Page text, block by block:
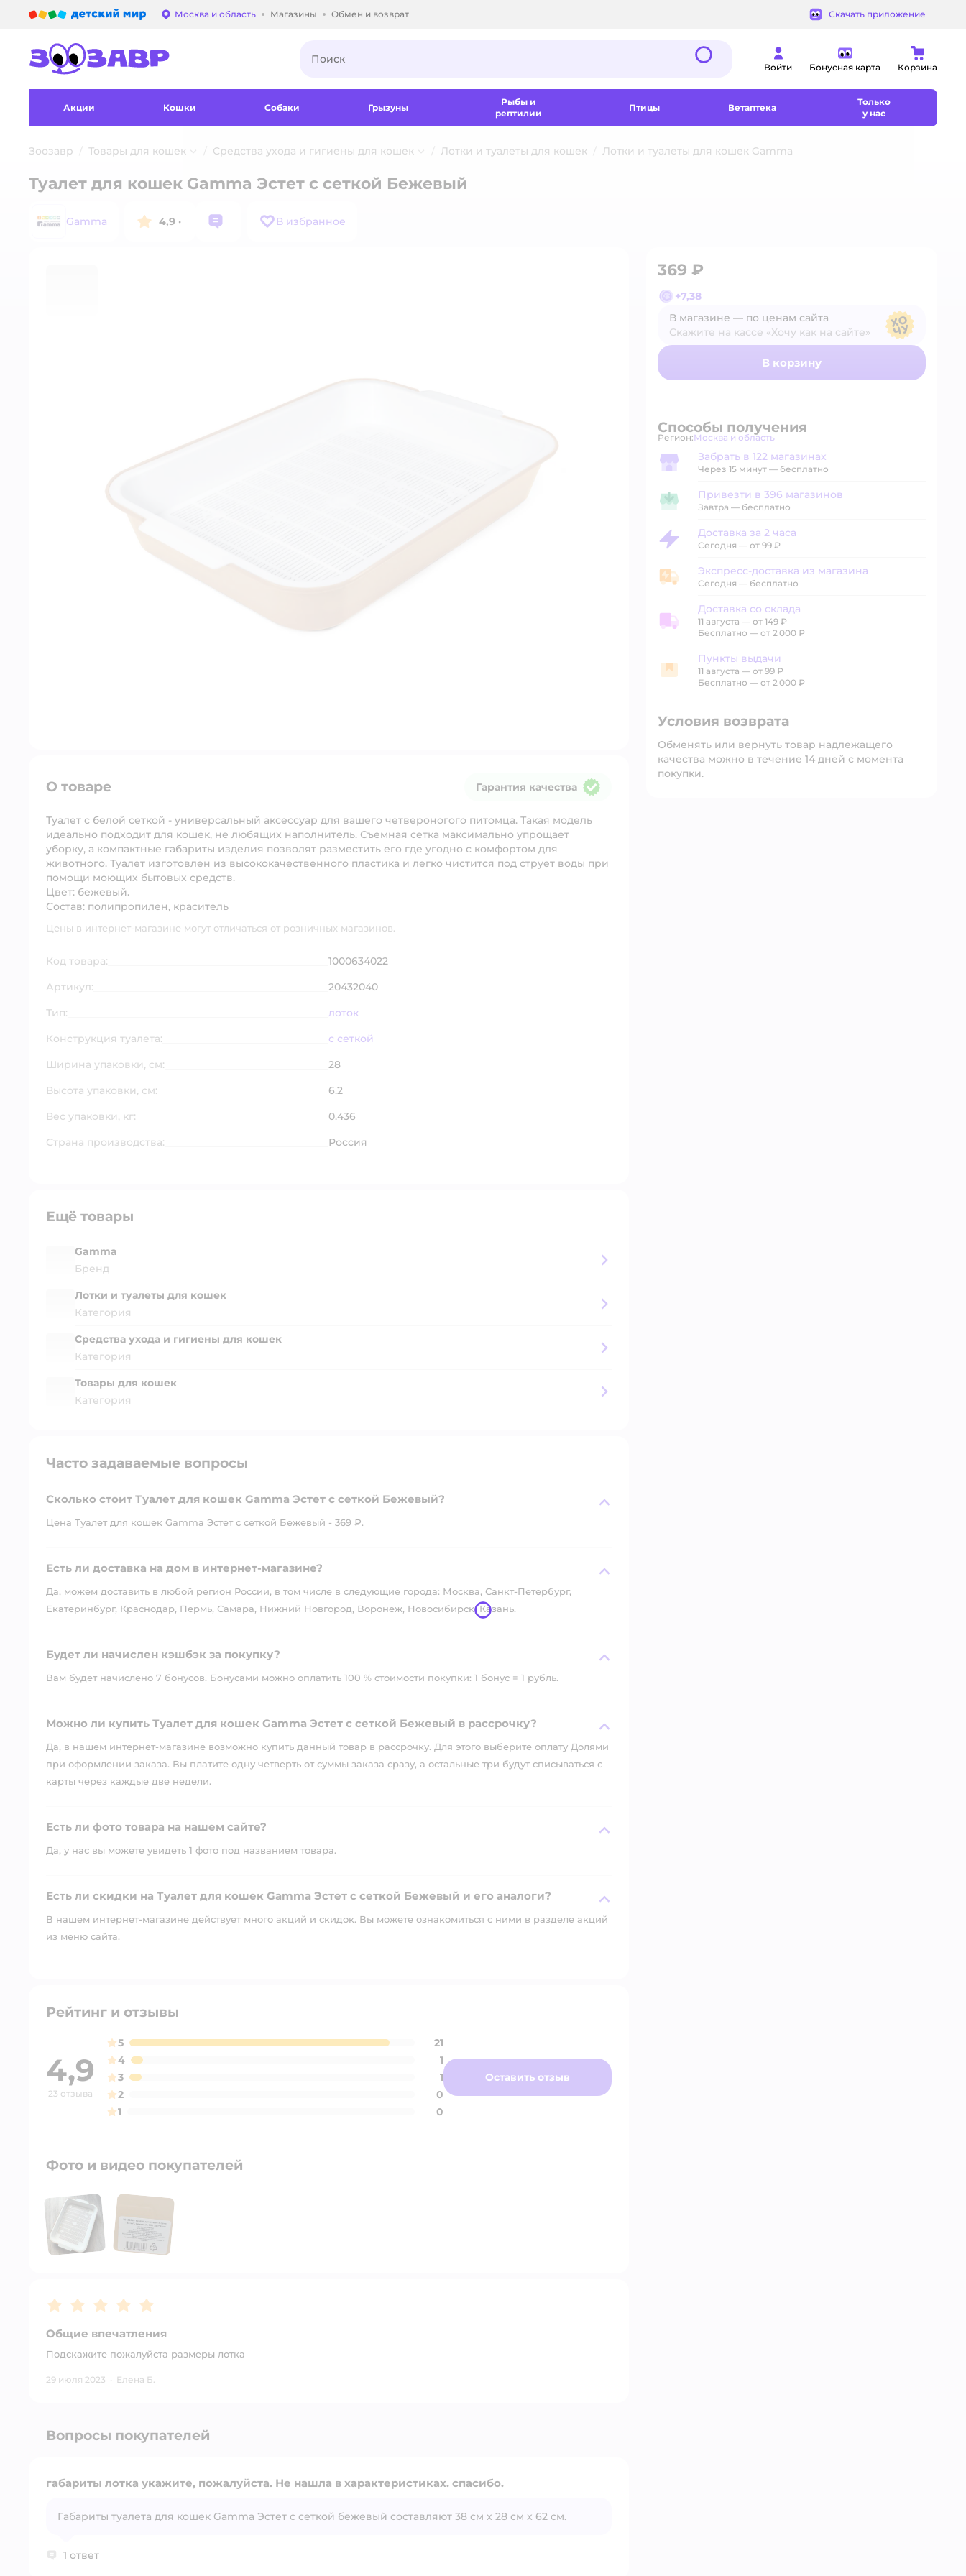
Выбор адреса доставки.
Москва и область Магазины Обмен и возврат Скачать приложение
Войти Бонусная карта Корзина
Акции Кошки Собаки Грызуны
Рыбы и
рептилии
Птицы Ветаптека
Только
у нас
Зоозавр Товары для кошек Средства ухода и гигиены для кошек Лотки и туалеты для кошек Лотки и туалеты для кошек Gamma
Туалет для кошек Gamma Эстет с сеткой Бежевый
Gamma 4,9 · В избранное
369 ₽
+7,38
В магазине — по ценам сайта
Скажите на кассе «Хочу как на сайте»
В магазине — по ценам сайта
В корзину
Способы получения
Регион: Выбор адреса доставки.
Москва и область
Забрать в магазине
Забрать в 122 магазинах
Через 15 минут — бесплатно
Привезти в магазин
Привезти в 396 магазинов
Завтра — бесплатно
Доставка за 2 часа
Доставка за 2 часа
Сегодня — от 99 ₽
Экспресс-доставка из магазина
Экспресс-доставка из магазина
Сегодня — бесплатно
Доставка со склада
Доставка со склада
11 августа — от 149 ₽
Бесплатно — от 2 000 ₽
Пункты выдачи
Пункты выдачи
11 августа — от 99 ₽
Бесплатно — от 2 000 ₽
Условия возврата
Обменять или вернуть товар надлежащего
качества можно в течение 14 дней с момента
покупки.
О товаре Гарантия качества
Туалет c белой сеткой - универсальный аксессуар для вашего четвероногого питомца. Такая модель
идеально подходит для кошек, не любящих наполнитель. Съемная сетка максимально упрощает
уборку, а компактные габариты изделия позволят разместить его где угодно с комфортом для
животного. Туалет изготовлен из высококачественного пластика и легко чистится под струет воды при
помощи моющих бытовых средств.
Цвет: бежевый.
Состав: полипропилен, краситель
Цены в интернет-магазине могут отличаться от розничных магазинов.
Код товара:
1000634022
Артикул:
20432040
Тип:
лоток
Конструкция туалета:
с сеткой
Ширина упаковки, см:
28
Высота упаковки, см:
6.2
Вес упаковки, кг:
0.436
Страна производства:
Россия
Ещё товары
Gamma
Бренд
Лотки и туалеты для кошек
Категория
Средства ухода и гигиены для кошек
Категория
Товары для кошек
Категория
Часто задаваемые вопросы
Сколько стоит Туалет для кошек Gamma Эстет с сеткой Бежевый?
Цена Туалет для кошек Gamma Эстет с сеткой Бежевый - 369 ₽.
Есть ли доставка на дом в интернет-магазине?
Да, можем доставить в любой регион России, в том числе в следующие города: Москва, Санкт-Петербург,
Екатеринбург, Краснодар, Пермь, Самара, Нижний Новгород, Воронеж, Новосибирск, Казань.
Будет ли начислен кэшбэк за покупку?
Вам будет начислено 7 бонусов. Бонусами можно оплатить 100 % стоимости покупки: 1 бонус = 1 рубль.
Можно ли купить Туалет для кошек Gamma Эстет с сеткой Бежевый в рассрочку?
Да, в нашем интернет-магазине возможно купить данный товар в рассрочку. Для этого выберите оплату Долями
при оформлении заказа. Вы платите одну четверть от суммы заказа сразу, а остальные три будут списываться с
карты через каждые две недели.
Есть ли фото товара на нашем сайте?
Да, у нас вы можете увидеть 1 фото под названием товара.
Есть ли скидки на Туалет для кошек Gamma Эстет с сеткой Бежевый и его аналоги?
В нашем интернет-магазине действует много акций и скидок. Вы можете ознакомиться с ними в разделе акций
из меню сайта.
Рейтинг и отзывы
4,9
23 отзыва
5
21
4
1
3
1
2
0
1
0
Оставить отзыв
Фото и видео покупателей
Рейтинг:5
Общие впечатления
Подскажите пожалуйста размеры лотка
29 июля 2023 · Елена Б.
Вопросы покупателей
Открыть вопрос
габариты лотка укажите, пожалуйста. Не нашла в характеристиках. спасибо.
Габариты туалета для кошек Gamma Эстет с сеткой бежевый составляют 38 см x 28 см x 62 см.
1 ответ